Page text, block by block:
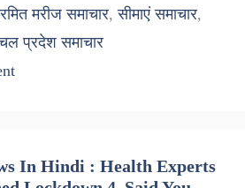
मरीज समाचार,सीमाएं समाचार,
प्रदेश समाचार
In Hindi : Health Experts